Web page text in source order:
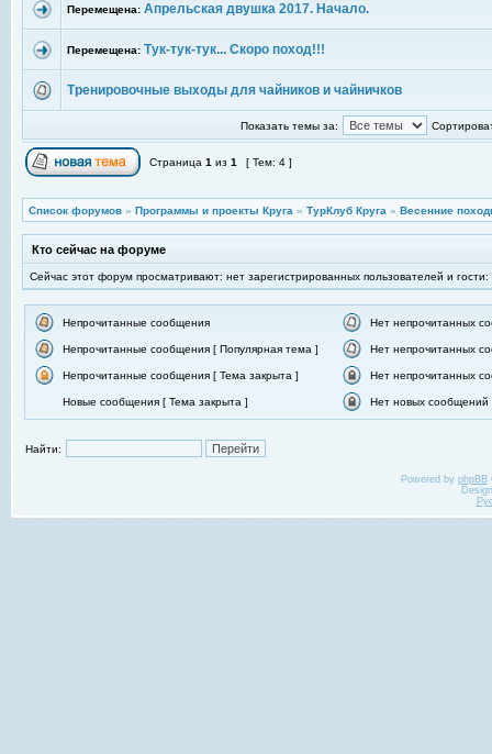
Перемещена: Апрельская двушка 2017. Начало.
Перемещена: Тук-тук-тук... Скоро поход!!!
Тренировочные выходы для чайников и чайничков
Показать темы за:
Страница 1 из 1 [ Тем: 4 ]
Список форумов » Программы и проекты Круга » ТурКлуб Круга » Весенние
Кто сейчас на форуме
Сейчас этот форум просматривают: нет зарегистрированных пользователей и гости:
Непрочитанные сообщения Нет непрочитанных
Непрочитанные сообщения [ Популярная тема ] Нет непрочитанных
Непрочитанные сообщения [ Тема закрыта ] Нет непрочитанных
Новые сообщения [ Тема закрыта ] Нет новых сообщений
Найти:
Powered by phpBB